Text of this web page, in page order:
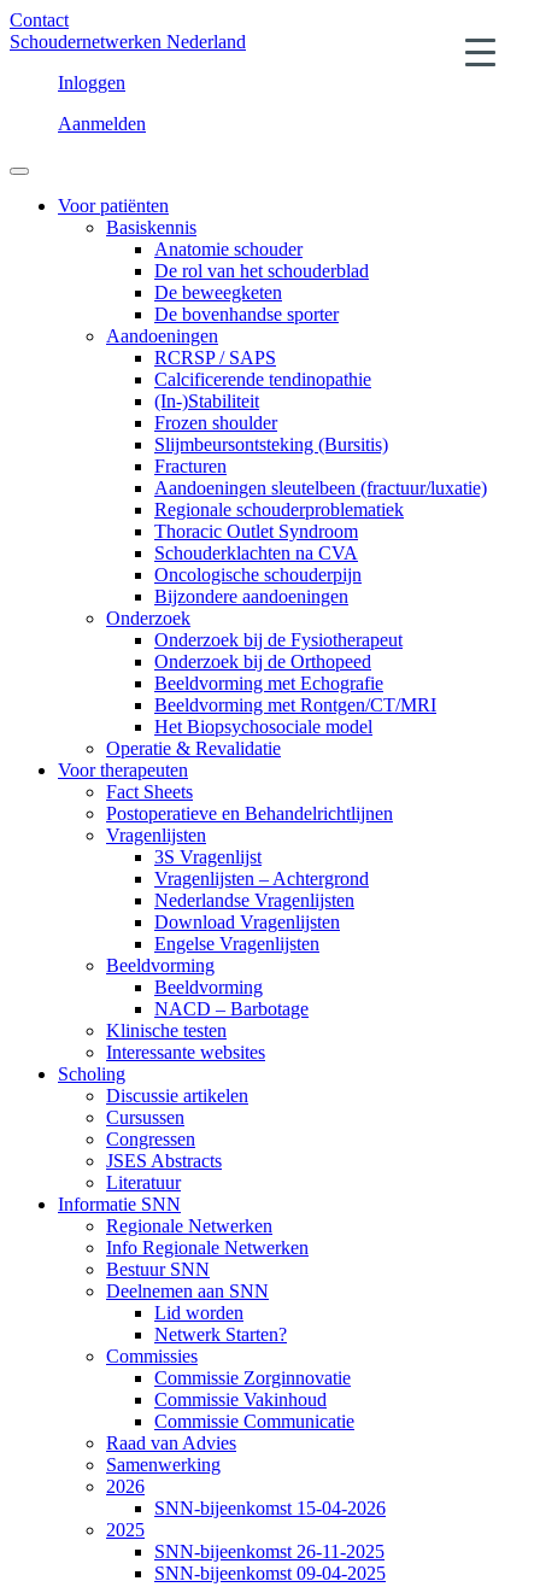
Contact
Schoudernetwerken Nederland
Inloggen
Aanmelden
Voor patiënten
Basiskennis
Anatomie schouder
De rol van het schouderblad
De beweegketen
De bovenhandse sporter
Aandoeningen
RCRSP / SAPS
Calcificerende tendinopathie
(In-)Stabiliteit
Frozen shoulder
Slijmbeursontsteking (Bursitis)
Fracturen
Aandoeningen sleutelbeen (fractuur/luxatie)
Regionale schouderproblematiek
Thoracic Outlet Syndroom
Schouderklachten na CVA
Oncologische schouderpijn
Bijzondere aandoeningen
Onderzoek
Onderzoek bij de Fysiotherapeut
Onderzoek bij de Orthopeed
Beeldvorming met Echografie
Beeldvorming met Rontgen/CT/MRI
Het Biopsychosociale model
Operatie & Revalidatie
Voor therapeuten
Fact Sheets
Postoperatieve en Behandelrichtlijnen
Vragenlijsten
3S Vragenlijst
Vragenlijsten – Achtergrond
Nederlandse Vragenlijsten
Download Vragenlijsten
Engelse Vragenlijsten
Beeldvorming
Beeldvorming
NACD – Barbotage
Klinische testen
Interessante websites
Scholing
Discussie artikelen
Cursussen
Congressen
JSES Abstracts
Literatuur
Informatie SNN
Regionale Netwerken
Info Regionale Netwerken
Bestuur SNN
Deelnemen aan SNN
Lid worden
Netwerk Starten?
Commissies
Commissie Zorginnovatie
Commissie Vakinhoud
Commissie Communicatie
Raad van Advies
Samenwerking
2026
SNN-bijeenkomst 15-04-2026
2025
SNN-bijeenkomst 26-11-2025
SNN-bijeenkomst 09-04-2025